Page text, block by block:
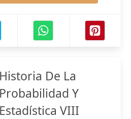
Historia De La
Probabilidad Y
Estadística VIII